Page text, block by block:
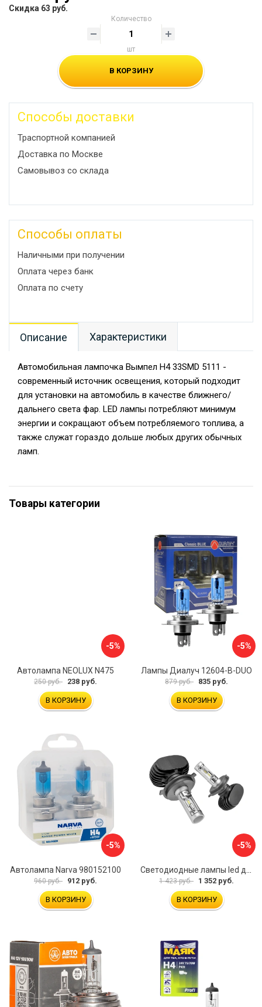
Скидка 63 руб.
Количество
шт
В КОРЗИНУ
Способы доставки
Траспортной компанией
Доставка по Москве
Самовывоз со склада
Способы оплаты
Наличными при получении
Оплата через банк
Оплата по счету
Описание Характеристики
Автомобильная лампочка Вымпел H4 33SMD 5111 -
современный источник освещения, который подходит
для установки на автомобиль в качестве ближнего/
дальнего света фар. LED лампы потребляют минимум
энергии и сокращают объем потребляемого топлива, а
также служат гораздо дольше любых других обычных
ламп.
Товары категории
-5%
Автолампа NEOLUX N475
250 руб. 238 руб.
В КОРЗИНУ
-5%
Лампы Диалуч 12604-B-DUO
879 руб. 835 руб.
В КОРЗИНУ
-5%
Автолампа Narva 980152100
960 руб. 912 руб.
В КОРЗИНУ
-5%
Светодиодные лампы led для автомобилей в фары LEDZILLA S1 Pro-H4
1 423 руб. 1 352 руб.
В КОРЗИНУ